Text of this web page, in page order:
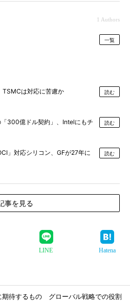
1 Authors
一覧
は対応に苦慮か 読む
300億ドル契約」、Intelにもチ
読む
」対応シリコン、GFが27年に
読む
事を見る
LINE Hatena
期待するもの グローバル戦略での役割